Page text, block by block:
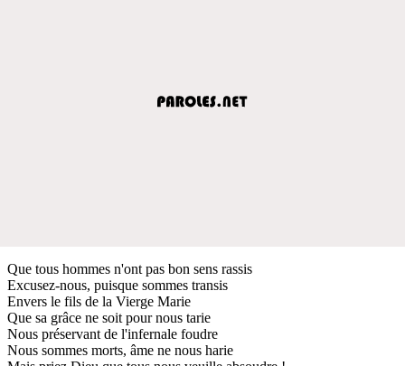
Que tous hommes n'ont pas bon sens rassis
Excusez-nous, puisque sommes transis
Envers le fils de la Vierge Marie
Que sa grâce ne soit pour nous tarie
Nous préservant de l'infernale foudre
Nous sommes morts, âme ne nous harie